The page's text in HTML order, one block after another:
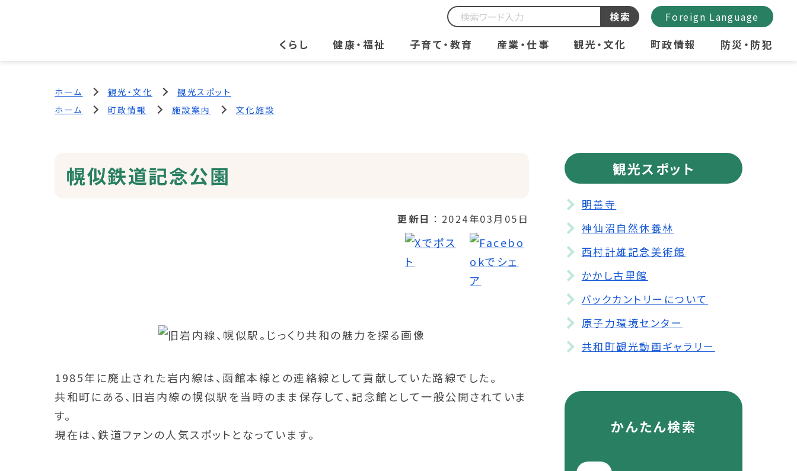
くらし 健康・福祉 子育て・教育 産業・仕事 観光・文化 町政情報 防災・防犯
検索 Foreign Language
ホーム 観光・文化
観光スポット
ホーム
町政情報 施設案内 文化施設
幌似鉄道記念公園
更新日 2024年03月05日
1985年に廃止された岩内線は、函館本線との連絡線として貢献していた路線でした。
共和町にある、旧岩内線の幌似駅を当時のまま保存して、記念館として一般公開されていま
す。
現在は、鉄道ファンの人気スポットとなっています。
観光スポット
明善寺
神仙沼自然休養林
西村計雄記念美術館
かかし古里館
バックカントリーについて
原子力環境センター
共和町観光動画ギャラリー
かんたん検索